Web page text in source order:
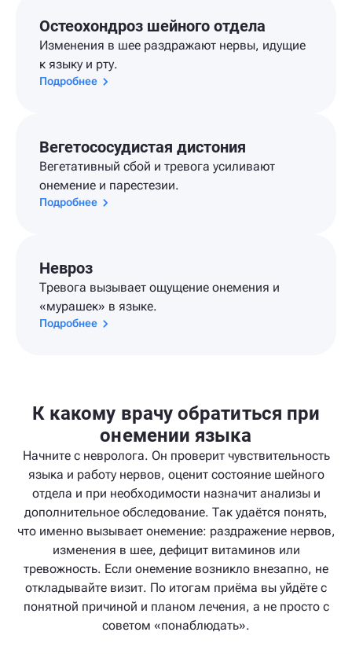
Остеохондроз шейного отдела
Изменения в шее раздражают нервы, идущие
к языку и рту.
Подробнее
Вегетососудистая дистония
Вегетативный сбой и тревога усиливают
онемение и парестезии.
Подробнее
Невроз
Тревога вызывает ощущение онемения и
«мурашек» в языке.
Подробнее
К какому врачу обратиться при
онемении языка
Начните с невролога. Он проверит чувствительность
языка и работу нервов, оценит состояние шейного
отдела и при необходимости назначит анализы и
дополнительное обследование. Так удаётся понять,
что именно вызывает онемение: раздражение нервов,
изменения в шее, дефицит витаминов или
тревожность. Если онемение возникло внезапно, не
откладывайте визит. По итогам приёма вы уйдёте с
понятной причиной и планом лечения, а не просто с
советом «понаблюдать».